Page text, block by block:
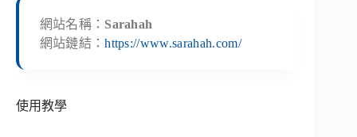
網站名稱： Sarahah
網站鏈結：https://www.sarahah.com/
使用教學